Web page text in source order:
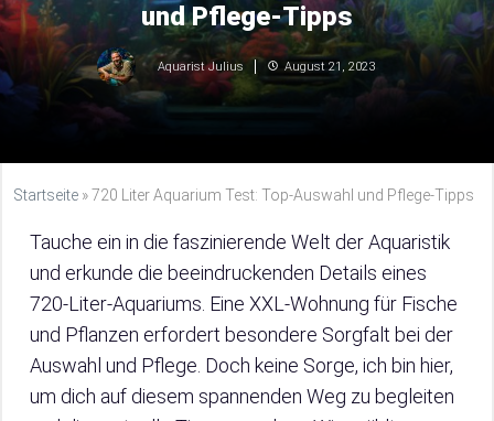
und Pflege-Tipps
Aquarist Julius August 21, 2023
Startseite »720 Liter Aquarium Test: Top-Auswahl und Pflege-Tipps
Tauche ein in die faszinierende Welt der Aquaristik
und erkunde die beeindruckenden Details eines
720-Liter-Aquariums. Eine XXL-Wohnung für Fische
und Pflanzen erfordert besondere Sorgfalt bei der
Auswahl und Pflege. Doch keine Sorge, ich bin hier,
um dich auf diesem spannenden Weg zu begleiten